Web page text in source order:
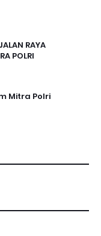
RAYA
POLRI
Mitra Polri